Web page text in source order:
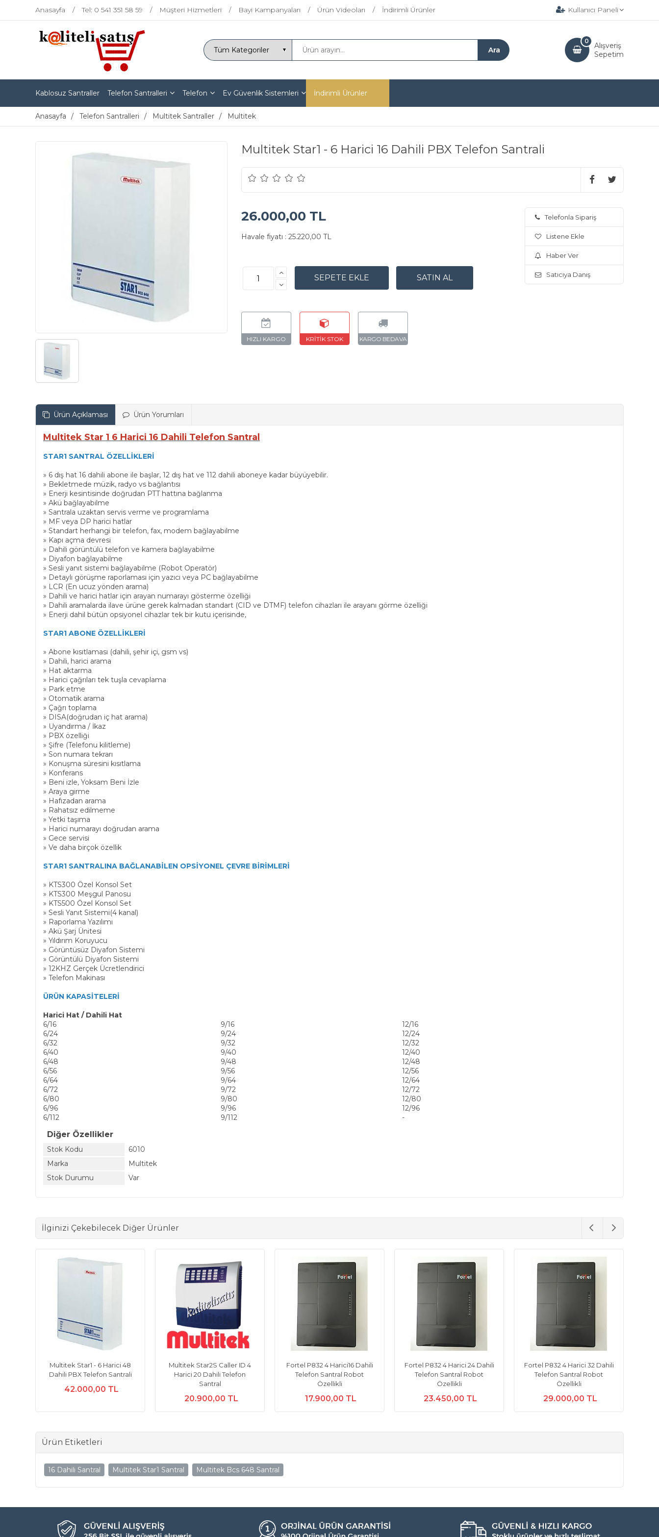
Anasayfa Tel: 0 541 351 58 59 Müşteri Hizmetleri Bayi Kampanyaları Ürün Videoları İndirimli Ürünler Kullanıcı Paneli
Alışveriş
Sepetim
0
Kablosuz Santraller Telefon Santralleri Telefon Ev Güvenlik Sistemleri İndirimli Ürünler
Anasayfa Telefon Santralleri Multitek Santraller Multitek
Multitek Star1 - 6 Harici 16 Dahili PBX Telefon Santrali
26.000,00 TL
Havale fiyatı : 25.220,00 TL
Telefonla Sipariş
Listene Ekle
Haber Ver
Satıcıya Danış
Ürün Açıklaması Ürün Yorumları
Multitek Star 1 6 Harici 16 Dahili Telefon Santral
STAR1 SANTRAL ÖZELLİKLERİ
» 6 dış hat 16 dahili abone ile başlar, 12 dış hat ve 112 dahili aboneye kadar büyüyebilir.
» Bekletmede müzik, radyo vs bağlantısı
» Enerji kesintisinde doğrudan PTT hattına bağlanma
» Akü bağlayabilme
» Santrala uzaktan servis verme ve programlama
» MF veya DP harici hatlar
» Standart herhangi bir telefon, fax, modem bağlayabilme
» Kapı açma devresi
» Dahili görüntülü telefon ve kamera bağlayabilme
» Diyafon bağlayabilme
» Sesli yanıt sistemi bağlayabilme (Robot Operatör)
» Detaylı görüşme raporlaması için yazıcı veya PC bağlayabilme
» LCR (En ucuz yönden arama)
» Dahili ve harici hatlar için arayan numarayı gösterme özelliği
» Dahili aramalarda ilave ürüne gerek kalmadan standart (CID ve DTMF) telefon cihazları ile arayanı görme özelliği
» Enerji dahil bütün opsiyonel cihazlar tek bir kutu içerisinde,
STAR1 ABONE ÖZELLİKLERİ
» Abone kısıtlaması (dahili, şehir içi, gsm vs)
» Dahili, harici arama
» Hat aktarma
» Harici çağrıları tek tuşla cevaplama
» Park etme
» Otomatik arama
» Çağrı toplama
» DISA(doğrudan iç hat arama)
» Uyandırma / İkaz
» PBX özelliği
» Şifre (Telefonu kilitleme)
» Son numara tekrarı
» Konuşma süresini kısıtlama
» Konferans
» Beni izle, Yoksam Beni İzle
» Araya girme
» Hafızadan arama
» Rahatsız edilmeme
» Yetki taşıma
» Harici numarayı doğrudan arama
» Gece servisi
» Ve daha birçok özellik
STAR1 SANTRALINA BAĞLANABİLEN OPSİYONEL ÇEVRE BİRİMLERİ
» KTS300 Özel Konsol Set
» KTS300 Meşgul Panosu
» KTS500 Özel Konsol Set
» Sesli Yanıt Sistemi(4 kanal)
» Raporlama Yazılımı
» Akü Şarj Ünitesi
» Yıldırım Koruyucu
» Görüntüsüz Diyafon Sistemi
» Görüntülü Diyafon Sistemi
» 12KHZ Gerçek Ücretlendirici
» Telefon Makinası
ÜRÜN KAPASİTELERİ
Harici Hat / Dahili Hat
6/16
9/16
12/16
6/24
9/24
12/24
6/32
9/32
12/32
6/40
9/40
12/40
6/48
9/48
12/48
6/56
9/56
12/56
6/64
9/64
12/64
6/72
9/72
12/72
6/80
9/80
12/80
6/96
9/96
12/96
6/112
9/112 -
Diğer Özellikler
Stok Kodu
6010
Marka
Multitek
Stok Durumu
Var
İlginizi Çekebilecek Diğer Ürünler
Multitek Star1 - 6 Harici 48
Dahili PBX Telefon Santrali
42.000,00 TL
Multitek Star2S Caller ID 4
Harici 20 Dahili Telefon
Santral
20.900,00 TL
Fortel P832 4 Harici16 Dahili
Telefon Santral Robot
Özellikli
17.900,00 TL
Fortel P832 4 Harici 24 Dahili
Telefon Santral Robot
Özellikli
23.450,00 TL
Fortel P832 4 Harici 32 Dahili
Telefon Santral Robot
Özellikli
29.000,00 TL
Ürün Etiketleri
16 Dahili Santral Multitek Star1 Santral Multitek Bcs 648 Santral